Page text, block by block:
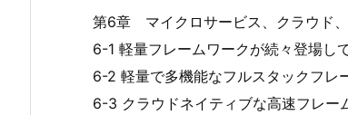
第6章 マイクロサービス、クラウド
6-1 軽量フレームワークが続々登場し
6-2 軽量で多機能なフルスタックフレ
6-3 クラウドネイティブな高速フレー